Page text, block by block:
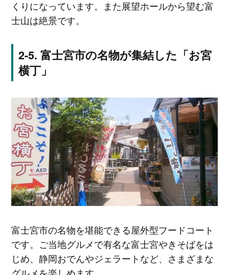
くりになっています。また展望ホールから望む富
士山は絶景です。
富士宮市の名物が集結した「お宮
横丁」
富士宮市の名物を堪能できる屋外型フードコート
です。ご当地グルメで有名な富士宮やきそばをは
じめ、静岡おでんやジェラートなど、さまざまな
グルメを楽しめます。